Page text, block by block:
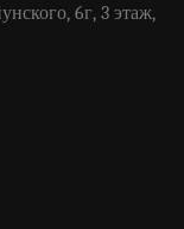
6г, 3 этаж,